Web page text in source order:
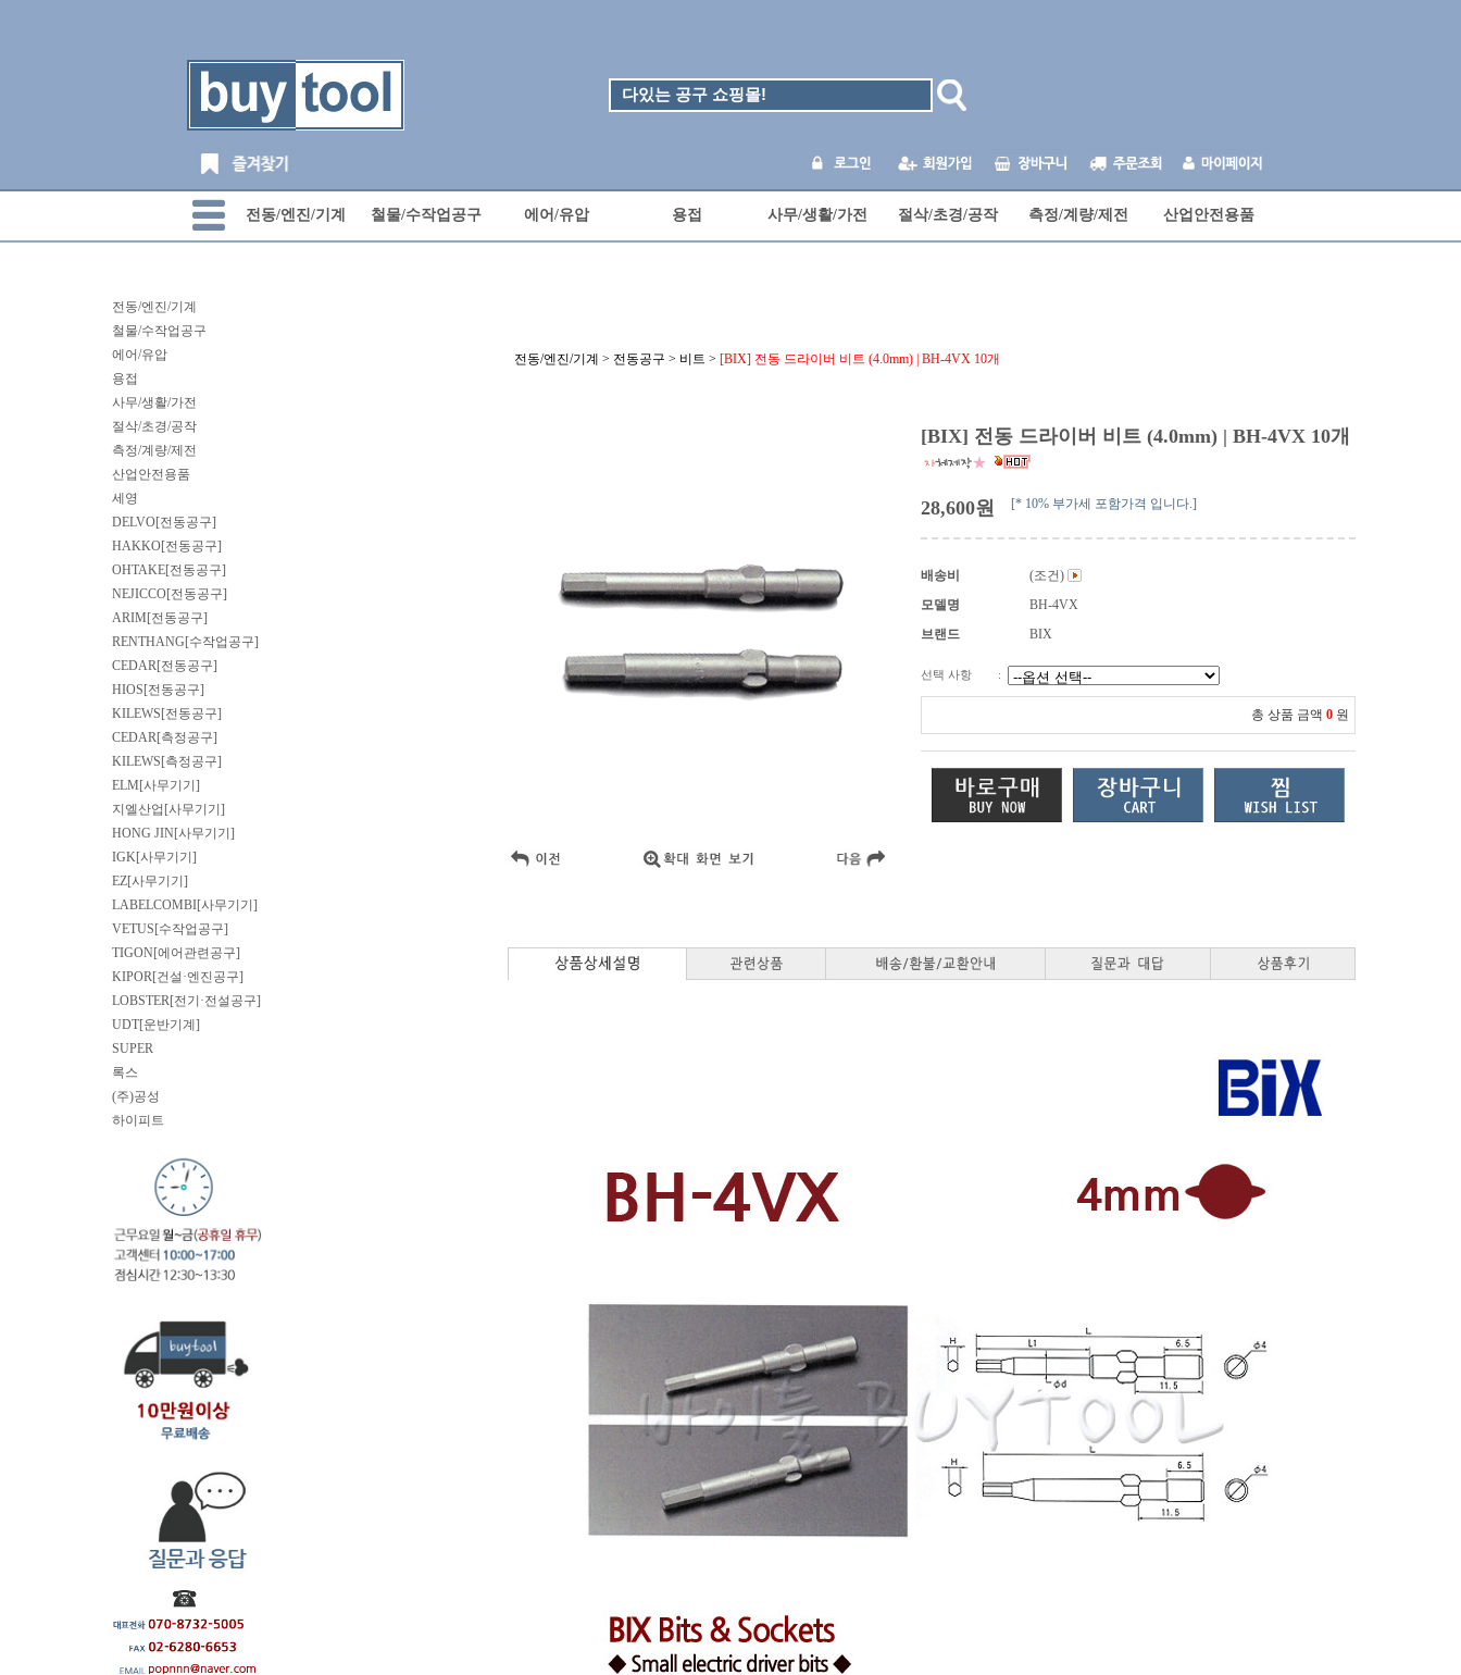
전동/엔진/기계 철물/수작업공구 에어/유압 용접 사무/생활/가전 절삭/초경/공작 측정/계량/제전 산업안전용품
전동/엔진/기계
철물/수작업공구
에어/유압
용접
사무/생활/가전
절삭/초경/공작
측정/계량/제전
산업안전용품
세영
DELVO[전동공구]
HAKKO[전동공구]
OHTAKE[전동공구]
NEJICCO[전동공구]
ARIM[전동공구]
RENTHANG[수작업공구]
CEDAR[전동공구]
HIOS[전동공구]
KILEWS[전동공구]
CEDAR[측정공구]
KILEWS[측정공구]
ELM[사무기기]
지엘산업[사무기기]
HONG JIN[사무기기]
IGK[사무기기]
EZ[사무기기]
LABELCOMBI[사무기기]
VETUS[수작업공구]
TIGON[에어관련공구]
KIPOR[건설·엔진공구]
LOBSTER[전기·전설공구]
UDT[운반기계]
SUPER
록스
(주)공성
하이피트
전동/엔진/기계 > 전동공구 > 비트 > [BIX] 전동 드라이버 비트 (4.0mm) | BH-4VX 10개
[BIX] 전동 드라이버 비트 (4.0mm) | BH-4VX 10개
28,600원 [* 10% 부가세 포함가격 입니다.]
배송비
(조건)
모델명
BH-4VX
브랜드
BIX
선택 사항 :
총 상품 금액 0 원